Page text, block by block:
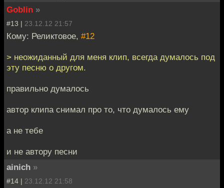
Goblin »
#13 | 23.12.12 21:57
Кому: Реликтовое, #12
> неожиданный для меня клип, всегда думалось под
эту песню о другом.
правильно думалось
автор клипа снимал про то, что думалось ему
а не тебе
и не автору песни
ainich »
#14 | 23.12.12 21:58